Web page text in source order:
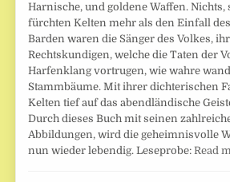
Harnische, und goldene Waffen. Nichts,
fürchten Kelten mehr als den Einfall
Barden waren die Sänger des Volkes,
Rechtskundigen, welche die Taten der
Harfenklang vortrugen, wie wahre
Stammbäume. Mit ihrer dichterischen
Kelten tief auf das abendländische
Durch dieses Buch mit seinen
Abbildungen, wird die geheimnisvolle
nun wieder lebendig. Leseprobe:Read